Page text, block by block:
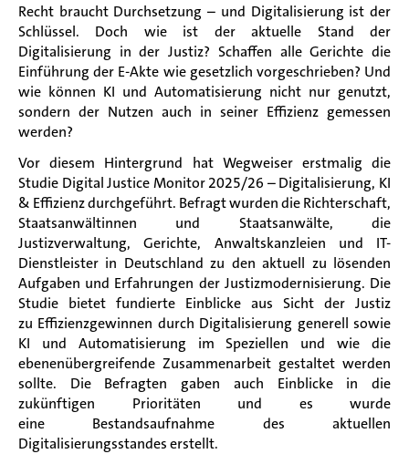
Recht braucht Durchsetzung – und Digitalisierung ist der
Schlüssel. Doch wie ist der aktuelle Stand der
Digitalisierung in der Justiz? Schaffen alle Gerichte die
Einführung der E-Akte wie gesetzlich vorgeschrieben? Und
wie können KI und Automatisierung nicht nur genutzt,
sondern der Nutzen auch in seiner Effizienz gemessen
werden?
Vor diesem Hintergrund hat Wegweiser erstmalig die
Studie Digital Justice Monitor 2025/26 – Digitalisierung, KI
& Effizienz durchgeführt. Befragt wurden die Richterschaft,
Staatsanwältinnen und Staatsanwälte, die
Justizverwaltung, Gerichte, Anwaltskanzleien und IT-
Dienstleister in Deutschland zu den aktuell zu lösenden
Aufgaben und Erfahrungen der Justizmodernisierung. Die
Studie bietet fundierte Einblicke aus Sicht der Justiz
zu Effizienzgewinnen durch Digitalisierung generell sowie
KI und Automatisierung im Speziellen und wie die
ebenenübergreifende Zusammenarbeit gestaltet werden
sollte. Die Befragten gaben auch Einblicke in die
zukünftigen Prioritäten und es wurde
eine Bestandsaufnahme des aktuellen
Digitalisierungsstandes erstellt.